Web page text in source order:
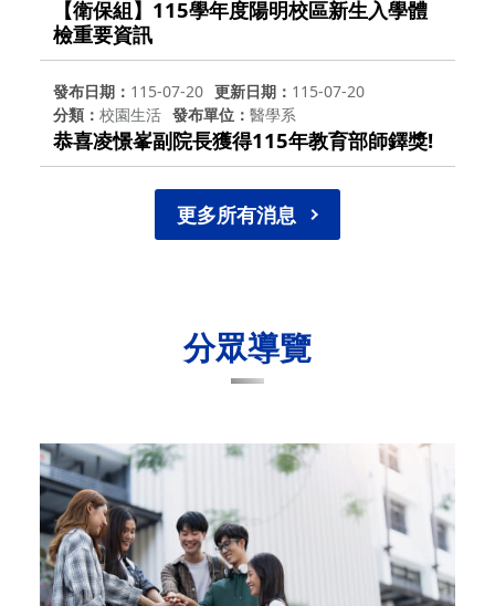
【衛保組】115學年度陽明校區新生入學體
檢重要資訊
發布日期 115-07-20 更新日期
115-07-20
分類
校園生活 發布單位 醫學系
恭喜凌憬峯副院長獲得115年教育部師鐸獎!
更多所有消息
分眾導覽